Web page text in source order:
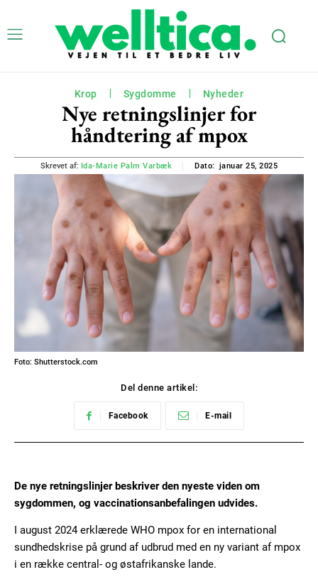
Krop Sygdomme Nyheder
Nye retningslinjer for
håndtering af mpox
Skrevet af: Ida-Marie Palm Varbæk Dato: januar 25, 2025
Foto: Shutterstock.com
Del denne artikel:
Facebook E-mail
De nye retningslinjer beskriver den nyeste viden om
sygdommen, og vaccinationsanbefalingen udvides.
I august 2024 erklærede WHO mpox for en international
sundhedskrise på grund af udbrud med en ny variant af mpox
i en række central- og østafrikanske lande.